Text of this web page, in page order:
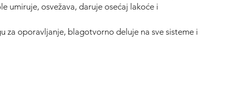
umiruje, osvežava, daruje osećaj lakoće i
za oporavljanje, blagotvorno deluje na sve sisteme i